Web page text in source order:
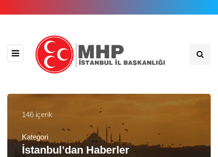
146 içerik
Kategori
İstanbul’dan Haberler